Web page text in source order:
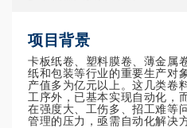
项目背景
卡板纸卷、塑料膜卷、薄金属
纸和包装等行业的重要生产对
产值多为亿元以上。这几类卷
工序外，已基本实现自动化，
在强度大、工伤多、招工难等
管理的压力，亟需自动化解决